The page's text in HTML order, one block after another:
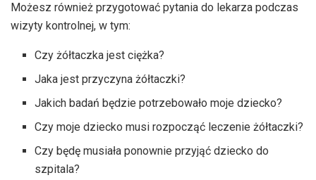
Możesz również przygotować pytania do lekarza podczas
wizyty kontrolnej, w tym:
Czy żółtaczka jest ciężka?
Jaka jest przyczyna żółtaczki?
Jakich badań będzie potrzebowało moje dziecko?
Czy moje dziecko musi rozpocząć leczenie żółtaczki?
Czy będę musiała ponownie przyjąć dziecko do
szpitala?